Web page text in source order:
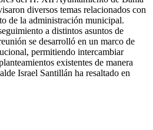
diversos temas relacionados con
de la administración municipal.
a distintos asuntos de
se desarrolló en un marco de
permitiendo intercambiar
existentes de manera
Israel Santillán ha resaltado en